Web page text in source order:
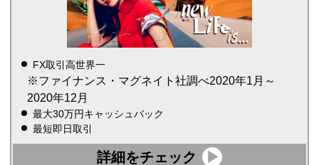
FX取引高世界一
※ファイナンス・マグネイト社調べ2020年1月～
2020年12月
最大30万円キャッシュバック
最短即日取引
詳細をチェック